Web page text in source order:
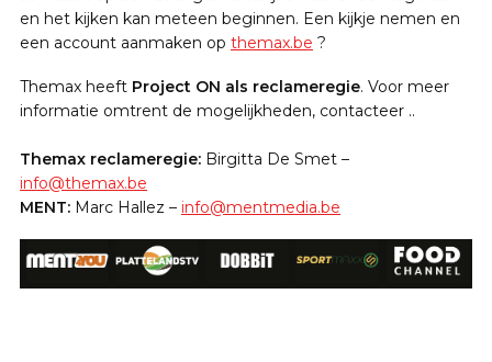
en het kijken kan meteen beginnen. Een kijkje nemen en
een account aanmaken op themax.be ?
Themax heeft Project ON als reclameregie. Voor meer
informatie omtrent de mogelijkheden, contacteer ..
Themax reclameregie: Birgitta De Smet –
info@themax.be
MENT: Marc Hallez – info@mentmedia.be